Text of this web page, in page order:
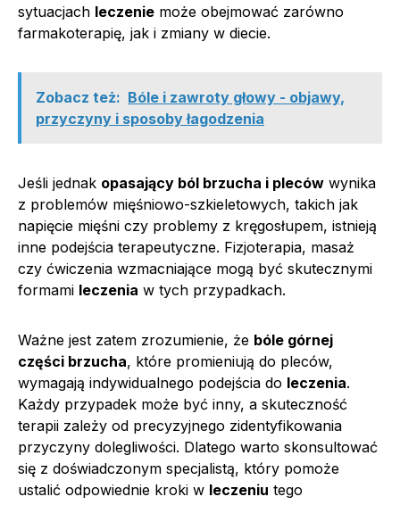
sytuacjach leczenie może obejmować zarówno
farmakoterapię, jak i zmiany w diecie.
Zobacz też: Bóle i zawroty głowy - objawy,
przyczyny i sposoby łagodzenia
Jeśli jednak opasający ból brzucha i pleców wynika
z problemów mięśniowo-szkieletowych, takich jak
napięcie mięśni czy problemy z kręgosłupem, istnieją
inne podejścia terapeutyczne. Fizjoterapia, masaż
czy ćwiczenia wzmacniające mogą być skutecznymi
formami leczenia w tych przypadkach.
Ważne jest zatem zrozumienie, że bóle górnej
części brzucha, które promieniują do pleców,
wymagają indywidualnego podejścia do leczenia.
Każdy przypadek może być inny, a skuteczność
terapii zależy od precyzyjnego zidentyfikowania
przyczyny dolegliwości. Dlatego warto skonsultować
się z doświadczonym specjalistą, który pomoże
ustalić odpowiednie kroki w leczeniu tego